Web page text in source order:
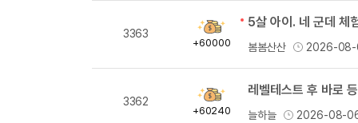
3363
획
득
+60000
5살 아이. 네 군데 체
봄봄산산 2026-
3362
획
득
+60240
레벨테스트 후 바로
늘하늘 2026-08-